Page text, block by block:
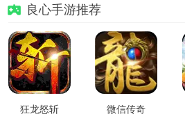
良心手游推荐
狂龙怒斩 微信传奇